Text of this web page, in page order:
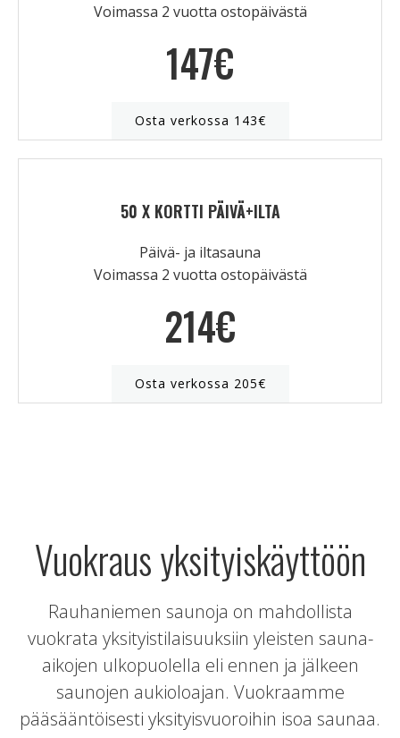
Voimassa 2 vuotta ostopäivästä
147€
Osta verkossa 143€
50 X KORTTI PÄIVÄ+ILTA
Päivä- ja iltasauna
Voimassa 2 vuotta ostopäivästä
214€
Osta verkossa 205€
Vuokraus yksityiskäyttöön
Rauhaniemen saunoja on mahdollista
vuokrata yksityistilaisuuksiin yleisten sauna-
aikojen ulkopuolella eli ennen ja jälkeen
saunojen aukioloajan. Vuokraamme
pääsääntöisesti yksityisvuoroihin isoa saunaa.